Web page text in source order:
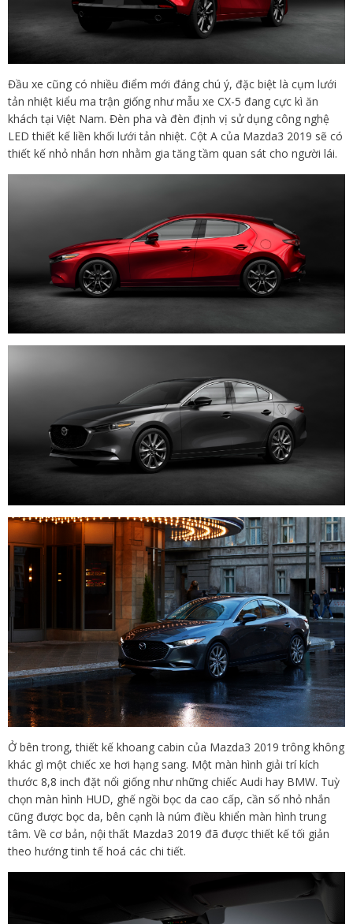
Đầu xe cũng có nhiều điểm mới đáng chú ý, đặc biệt là cụm lưới
tản nhiệt kiểu ma trận giống như mẫu xe CX-5 đang cực kì ăn
khách tại Việt Nam. Đèn pha và đèn định vị sử dụng công nghệ
LED thiết kế liền khối lưới tản nhiệt. Cột A của Mazda3 2019 sẽ có
thiết kế nhỏ nhắn hơn nhằm gia tăng tầm quan sát cho người lái.
Ở bên trong, thiết kế khoang cabin của Mazda3 2019 trông không
khác gì một chiếc xe hơi hạng sang. Một màn hình giải trí kích
thước 8,8 inch đặt nổi giống như những chiếc Audi hay BMW. Tuỳ
chọn màn hình HUD, ghế ngồi bọc da cao cấp, cần số nhỏ nhắn
cũng được bọc da, bên cạnh là núm điều khiển màn hình trung
tâm. Về cơ bản, nội thất Mazda3 2019 đã được thiết kế tối giản
theo hướng tinh tế hoá các chi tiết.